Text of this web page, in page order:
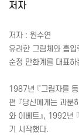
저자
저자 : 원수연
유려한 그림체와 흡
순정 만화계를 대표
1987년 『그림자를
편 『당신에게는 과분
와 이베트』, 1992년
기 시작했다.